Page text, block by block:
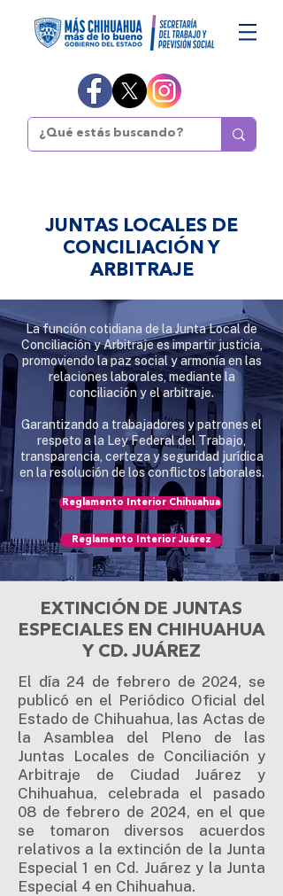
JUNTAS LOCALES DE
CONCILIACIÓN Y
ARBITRAJE
La función cotidiana de la Junta Local de
Conciliación y Arbitraje es impartir justicia,
promoviendo la paz social y armonía en las
relaciones laborales, mediante la
conciliación y el arbitraje.
Garantizando a trabajadores y patrones el
respeto a la Ley Federal del Trabajo,
transparencia, certeza y seguridad jurídica
en la resolución de los conflictos laborales.
Reglamento Interior Chihuahua
Reglamento Interior Juárez
EXTINCIÓN DE JUNTAS
ESPECIALES EN CHIHUAHUA
Y CD. JUÁREZ
El día 24 de febrero de 2024, se
publicó en el Periódico Oficial del
Estado de Chihuahua, las Actas de
la Asamblea del Pleno de las
Juntas Locales de Conciliación y
Arbitraje de Ciudad Juárez y
Chihuahua, celebrada el pasado
08 de febrero de 2024, en el que
se tomaron diversos acuerdos
relativos a la extinción de la Junta
Especial 1 en Cd. Juárez y la Junta
Especial 4 en Chihuahua.